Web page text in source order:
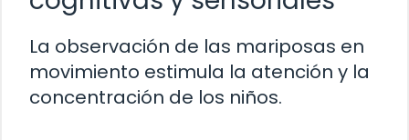
La observación de las mariposas en
movimiento estimula la atención y la
concentración de los niños.